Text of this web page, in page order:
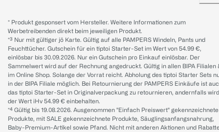
* Produkt gesponsert vom Hersteller. Weitere Informationen zum
Werbetreibenden direkt beim jeweiligen Produkt.
*³ Nur mit gültiger jö Karte. Gültig auf alle PAMPERS Windeln, Pants und
Feuchttücher. Gutschein für ein tiptoi Starter-Set im Wert von 54.99 €,
einlösbar bis 30.09.2026. Nur ein Gutschein pro Einkauf einlösbar. Der
Sammelwert wird auf der Rechnung angedruckt. Gültig in allen BIPA Filialen
im Online Shop. Solange der Vorrat reicht. Abholung des tiptoi Starter Sets
in der BIPA Filiale möglich. Bei Retournierung der PAMPERS Einkäufe ist
das tiptoi Starter-Set in Originalverpackung zu retournieren, andernfalls wird
der Wert iHv 54.99 € einbehalten.
*⁴ Gültig bis 19.08.2026. Ausgenommen "Einfach Preiswert" gekennzeichnete
Produkte, mit SALE gekennzeichnete Produkte, Säuglingsanfangsnahrung,
Baby-Premium-Artikel sowie Pfand. Nicht mit anderen Aktionen und